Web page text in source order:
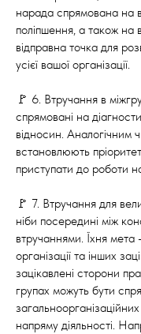
нарада спрямована на
поліпшення, а також на
відправна точка для
усієї вашої організації.
🚩 6. Втручання в
спрямовані на
відносин. Аналогічним
встановлюють
приступати до роботи
🚩 7. Втручання для
ніби посередині між
втручаннями. Їхня мета
організації та інших
зацікавлені сторони
групах можуть бути
напряму діяльності.